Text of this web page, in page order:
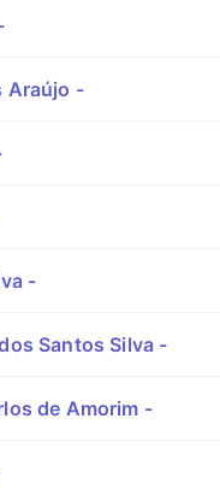
Araújo -
-
Santos Silva -
de Amorim -